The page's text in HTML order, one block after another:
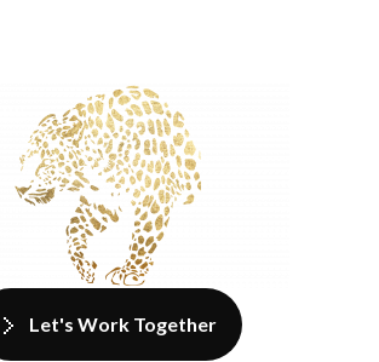
Let's Work Together